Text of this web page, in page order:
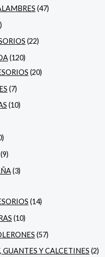
(47)
(22)
(120)
(20)
(7)
(10)
(9)
(3)
(14)
(10)
(57)
GUANTES Y CALCETINES (2)